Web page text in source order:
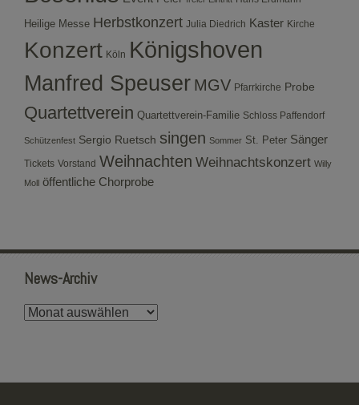
Heilige Messe Herbstkonzert Julia Diedrich Kaster Kirche
Konzert Köln Königshoven
Manfred Speuser MGV Pfarrkirche Probe
Quartettverein Quartettverein-Familie Schloss Paffendorf
Schützenfest Sergio Ruetsch singen Sommer St. Peter Sänger
Tickets Vorstand Weihnachten Weihnachtskonzert Willy
Moll öffentliche Chorprobe
News-Archiv
News-